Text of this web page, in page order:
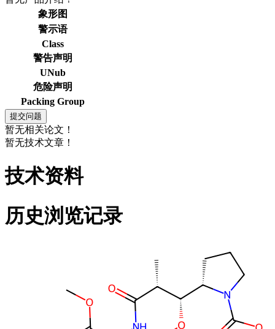
象形图
警示语
Class
警告声明
UNub
危险声明
Packing Group
暂无相关论文！
暂无技术文章！
技术资料
历史浏览记录